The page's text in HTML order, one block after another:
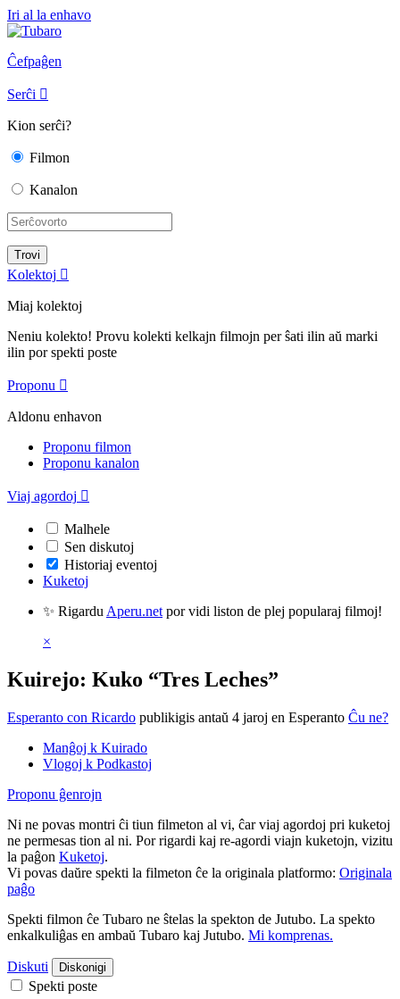
Iri al la enhavo
Ĉefpaĝen
Serĉi 
Kion serĉi?
Filmon
Kanalon
Kolektoj 
Miaj kolektoj
Neniu kolekto! Provu kolekti kelkajn filmojn per ŝati ilin aŭ marki
ilin por spekti poste
Proponu 
Aldonu enhavon
Proponu filmon
Proponu kanalon
Viaj agordoj 
Malhele
Sen diskutoj
Historiaj eventoj
Kuketoj
✨ Rigardu Aperu.net por vidi liston de plej popularaj filmoj!
×
Kuirejo: Kuko “Tres Leches”
Esperanto con Ricardo publikigis antaŭ 4 jaroj en Esperanto Ĉu ne?
Manĝoj k Kuirado
Vlogoj k Podkastoj
Proponu ĝenrojn
Ni ne povas montri ĉi tiun filmeton al vi, ĉar viaj agordoj pri kuketoj
ne permesas tion al ni. Por rigardi kaj re-agordi viajn kuketojn, vizitu
la paĝon Kuketoj.
Vi povas daŭre spekti la filmeton ĉe la originala platformo: Originala
paĝo
Spekti filmon ĉe Tubaro ne ŝtelas la spekton de Jutubo. La spekto
enkalkuliĝas en ambaŭ Tubaro kaj Jutubo. Mi komprenas.
Diskuti Diskonigi
Spekti poste